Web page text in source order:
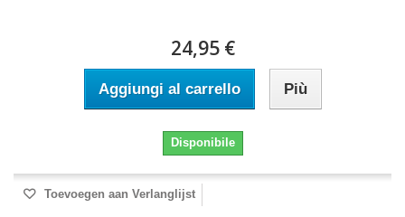
24,95 €
Aggiungi al carrello Più
Disponibile
Toevoegen aan Verlanglijst